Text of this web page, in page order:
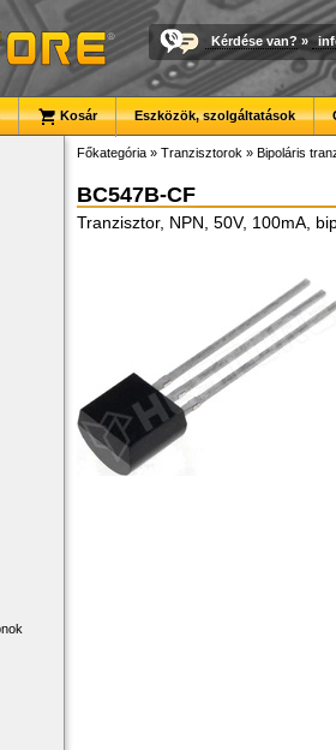
Kérdése van? »
Kosár Eszközök, szolgáltatások
Főkategória » Tranzisztorok » Bipoláris
BC547B-CF
Tranzisztor, NPN, 50V, 100mA,